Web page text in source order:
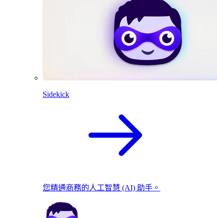
Sidekick
您精通商務的人工智慧 (AI) 助手。